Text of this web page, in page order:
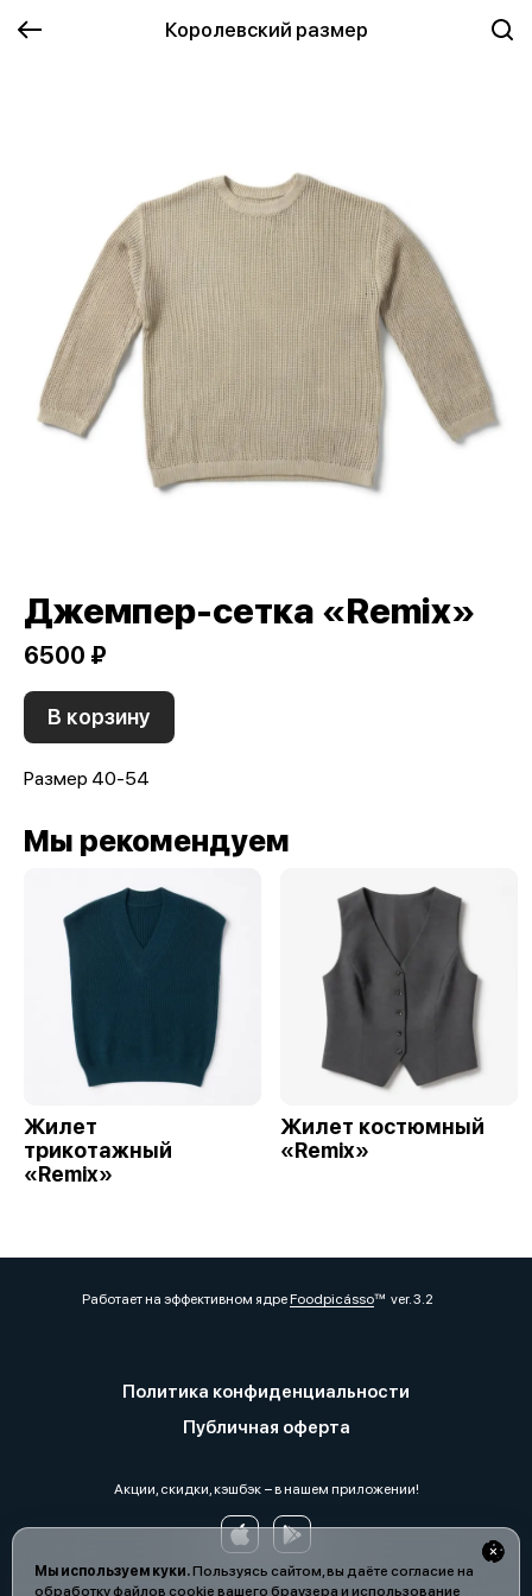
Королевский размер
Мы используем куки.Пользуясь сайтом, вы даёте согласие на
обработку файлов cookie вашего браузера и использование
Джемпер-сетка «Remix»
6500 ₽
В корзину
Размер 40-54
Мы рекомендуем
Жилет
трикотажный
«Remix»
Жилет костюмный
«Remix»
Работает на эффективном ядреFoodpicássover. 3.2
Политика конфиденциальности
Публичная оферта
Акции, скидки, кэшбэк − в нашем приложении!